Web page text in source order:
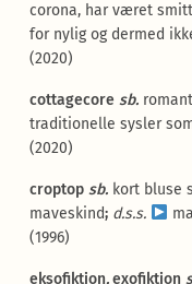
corona, har været
for nylig og dermed
(2020)
cottagecore sb.
traditionelle sysler
(2020)
croptop sb.kort bluse
maveskind; d.s.s.
(1996)
eksofiktion,exofiktion